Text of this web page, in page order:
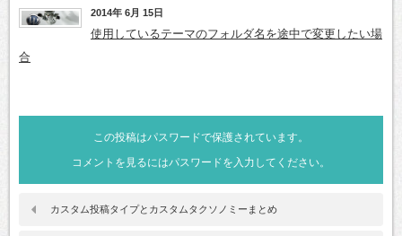
2014年 6月 15日
使用しているテーマのフォルダ名を途中で変更したい場
合
この投稿はパスワードで保護されています。
コメントを見るにはパスワードを入力してください。
カスタム投稿タイプとカスタムタクソノミーまとめ